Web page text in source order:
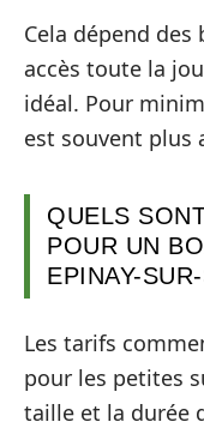
Cela dépend
accès toute la
idéal. Pour
est souvent plus
QUELS
POUR UN
EPINAY-
Les tarifs
pour les petites
taille et la durée